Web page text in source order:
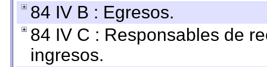
84 IV B : Egresos.
84 IV C : Responsables de
ingresos.